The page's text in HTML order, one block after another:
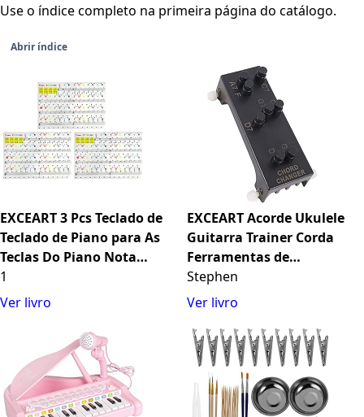
Use o índice completo na primeira página do catálogo.
Abrir índice
EXCEART 3 Pcs Teclado de
Teclado de Piano para As
Teclas Do Piano Nota
Gráfico para Iniciantes
1
Ver livro
EXCEART Acorde Ukulele
Guitarra Trainer Corda
Ferramentas de
Aprendizagem de
Aprendizagem Assistida
Iniciantes Ukulele
Ferramenta Prática
Stephen
Ver livro